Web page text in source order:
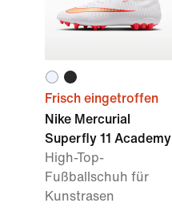
Frisch eingetroffen
Nike Mercurial
Superfly 11 Academy
High-Top-
Fußballschuh für
Kunstrasen